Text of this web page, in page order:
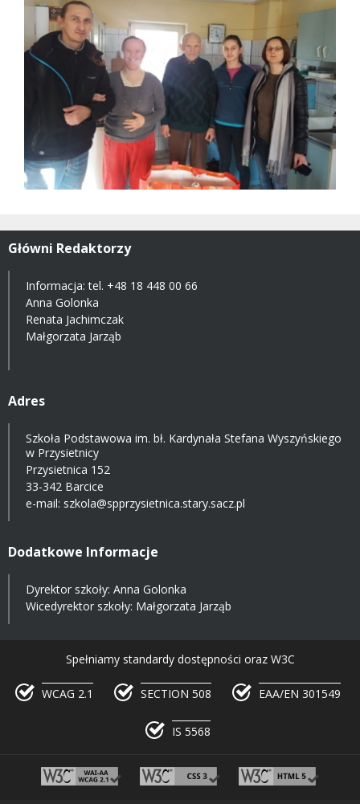
Główni Redaktorzy
Informacja: tel. +48 18 448 00 66
Anna Golonka
Renata Jachimczak
Małgorzata Jarząb
Adres
Szkoła Podstawowa im. bł. Kardynała Stefana Wyszyńskiego
w Przysietnicy
Przysietnica 152
33-342 Barcice
e-mail: szkola@spprzysietnica.stary.sacz.pl
Dodatkowe Informacje
Dyrektor szkoły: Anna Golonka
Wicedyrektor szkoły: Małgorzata Jarząb
Spełniamy standardy dostępności oraz W3C
WCAG 2.1 SECTION 508 EAA/EN 301549
IS 5568